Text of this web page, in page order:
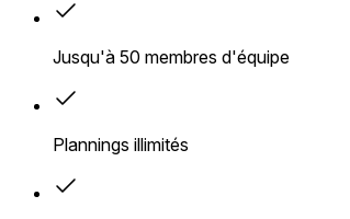
Jusqu'à 50 membres d'équipe
Plannings illimités